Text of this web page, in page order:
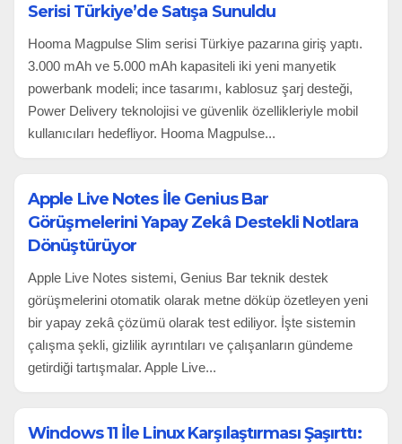
Serisi Türkiye’de Satışa Sunuldu
Hooma Magpulse Slim serisi Türkiye pazarına giriş yaptı.
3.000 mAh ve 5.000 mAh kapasiteli iki yeni manyetik
powerbank modeli; ince tasarımı, kablosuz şarj desteği,
Power Delivery teknolojisi ve güvenlik özellikleriyle mobil
kullanıcıları hedefliyor. Hooma Magpulse...
Apple Live Notes İle Genius Bar
Görüşmelerini Yapay Zekâ Destekli Notlara
Dönüştürüyor
Apple Live Notes sistemi, Genius Bar teknik destek
görüşmelerini otomatik olarak metne döküp özetleyen yeni
bir yapay zekâ çözümü olarak test ediliyor. İşte sistemin
çalışma şekli, gizlilik ayrıntıları ve çalışanların gündeme
getirdiği tartışmalar. Apple Live...
Windows 11 İle Linux Karşılaştırması Şaşırttı: